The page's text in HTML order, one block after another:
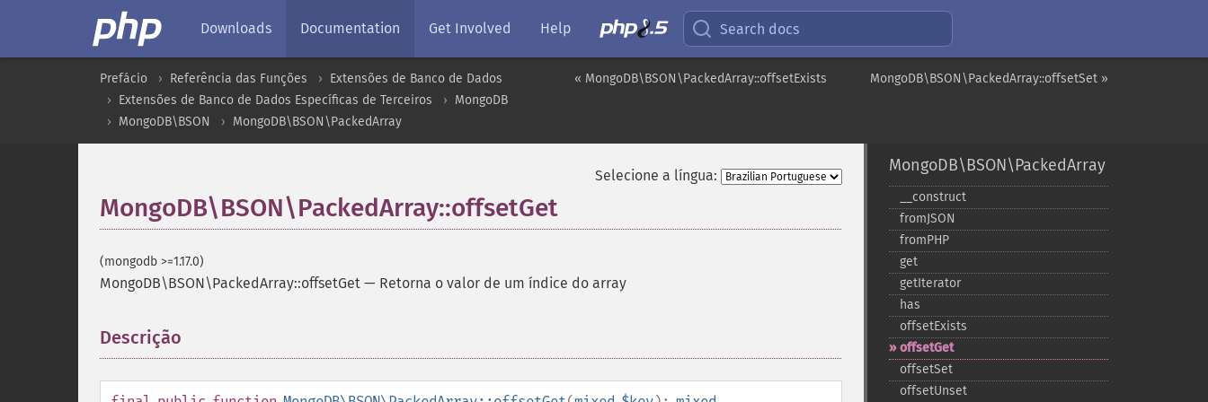
Downloads Documentation Get Involved Help Search docs
MongoDB\BSON\PackedArray::offsetSet »
« MongoDB\BSON\PackedArray::offsetExists
Prefácio Referência das Funções
Extensões de Banco de Dados
Extensões de Banco de Dados Específicas de Terceiros
MongoDB
MongoDB\BSON
MongoDB\BSON\PackedArray
Selecione a língua:
MongoDB\BSON\PackedArray::offsetGet
(mongodb >=1.17.0)
MongoDB\BSON\PackedArray::offsetGet — Retorna o valor de um índice do array
Descrição
MongoDB\BSON\PackedArray
_​_​construct
fromJSON
fromPHP
get
getIterator
has
offsetExists
offsetGet
offsetSet
offsetUnset